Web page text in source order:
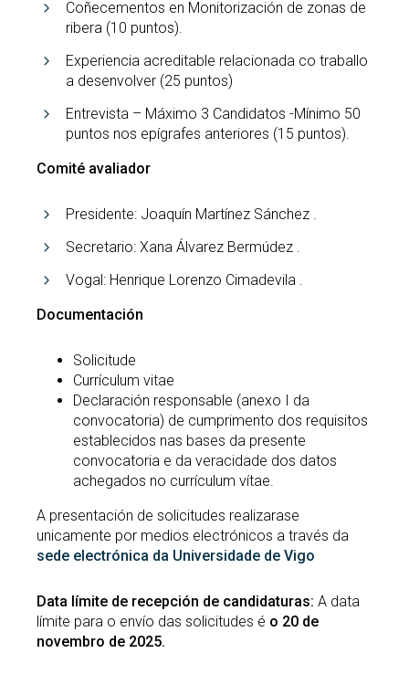
Coñecementos en Monitorización de zonas de
ribera (10 puntos).
Experiencia acreditable relacionada co traballo
a desenvolver (25 puntos)
Entrevista – Máximo 3 Candidatos -Mínimo 50
puntos nos epígrafes anteriores (15 puntos).
Comité avaliador
Presidente: Joaquín Martínez Sánchez .
Secretario: Xana Álvarez Bermúdez .
Vogal: Henrique Lorenzo Cimadevila .
Documentación
Solicitude
Currículum vitae
Declaración responsable (anexo I da
convocatoria) de cumprimento dos requisitos
establecidos nas bases da presente
convocatoria e da veracidade dos datos
achegados no currículum vítae.
A presentación de solicitudes realizarase
unicamente por medios electrónicos a través da
sede electrónica da Universidade de Vigo
Data límite de recepción de candidaturas: A data
límite para o envío das solicitudes é o 20 de
novembro de 2025.